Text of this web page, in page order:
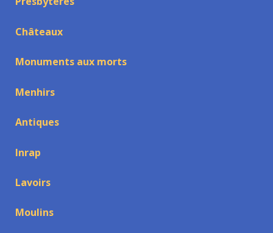
Châteaux
Monuments aux morts
Menhirs
Antiques
Inrap
Lavoirs
Moulins